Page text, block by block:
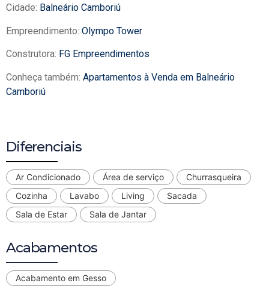
Cidade: Balneário Camboriú
Empreendimento: Olympo Tower
Construtora: FG Empreendimentos
Conheça também: Apartamentos à Venda em Balneário
Camboriú
Diferenciais
Ar Condicionado Área de serviço
Churrasqueira
Cozinha
Lavabo Living
Sacada
Sala de Estar
Sala de Jantar
Acabamentos
Acabamento em Gesso